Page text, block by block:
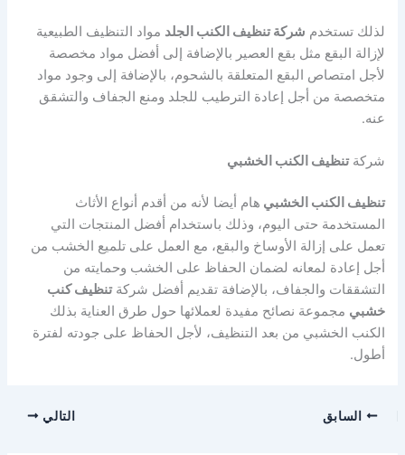
لذلك تستخدم شركة تنظيف الكنب الجلد مواد التنظيف الطبيعية
لإزالة البقع مثل بقع العصير بالإضافة إلى أفضل مواد مخصصة
لأجل امتصاص البقع المتعلقة بالشحوم، بالإضافة إلى وجود مواد
متخصصة من أجل إعادة الترطيب للجلد ومنع الجفاف والتشقق
عنه.
شركةتنظيف الكنب الخشبي
تنظيف الكنب الخشبي هام أيضا لأنه من أقدم أنواع الأثاث
المستخدمة حتى اليوم، وذلك باستخدام أفضل المنتجات التي
تعمل على إزالة الأوساخ والبقع، مع العمل على تلميع الخشب من
أجل إعادة لمعانه لضمان الحفاظ على الخشب وحمايته من
التشققات والجفاف، بالإضافة تقديم أفضل شركةتنظيف كنب
خشبي مجموعة نصائح مفيدة لعملائها حول طرق العناية بذلك
الكنب الخشبي من بعد التنظيف، لأجل الحفاظ على جودته لفترة
أطول.
السابق التالي